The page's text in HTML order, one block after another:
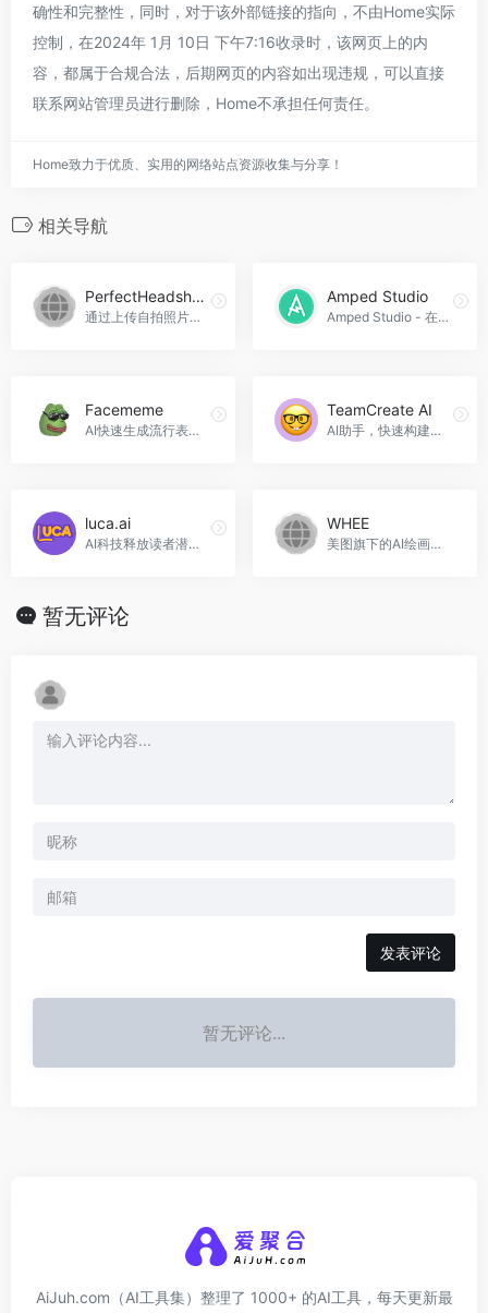
确性和完整性，同时，对于该外部链接的指向，不由Home实际
控制，在2024年 1月 10日 下午7:16收录时，该网页上的内
容，都属于合规合法，后期网页的内容如出现违规，可以直接
联系网站管理员进行删除，Home不承担任何责任。
Home致力于优质、实用的网络站点资源收集与分享！
相关导航
PerfectHeadshots
通过上传自拍照片，在几分钟内获得40多张专业AI头像照片。
Amped Studio
Amped Studio - 在线制作音乐
Facememe
AI快速生成流行表情包，Facememe官网入口网址
TeamCreate AI
AI助手，快速构建理想团队，TeamCreate AI官网入口网址
luca.ai
AI科技释放读者潜力，luca.ai官网入口网址
WHEE
美图旗下的AI绘画与图片生成器，WHEE官网入口网址
暂无评论
发表评论
暂无评论...
AiJuh.com（AI工具集）整理了 1000+ 的AI工具，每天更新最